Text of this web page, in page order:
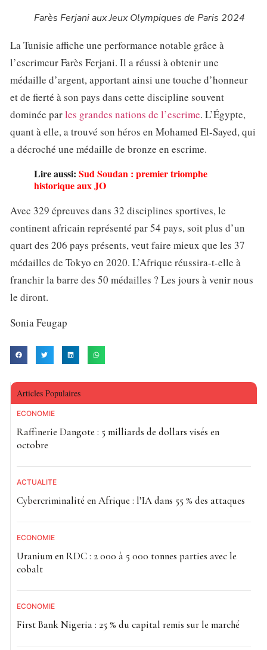
Farès Ferjani aux Jeux Olympiques de Paris 2024
La Tunisie affiche une performance notable grâce à
l’escrimeur Farès Ferjani. Il a réussi à obtenir une
médaille d’argent, apportant ainsi une touche d’honneur
et de fierté à son pays dans cette discipline souvent
dominée parles grandes nations de l’escrime. L’Égypte,
quant à elle, a trouvé son héros en Mohamed El-Sayed, qui
a décroché une médaille de bronze en escrime.
Lire aussi: Sud Soudan : premier triomphe
historique aux JO
Avec 329 épreuves dans 32 disciplines sportives, le
continent africain représenté par 54 pays, soit plus d’un
quart des 206 pays présents, veut faire mieux que les 37
médailles de Tokyo en 2020. L’Afrique réussira-t-elle à
franchir la barre des 50 médailles ? Les jours à venir nous
le diront.
Sonia Feugap
Articles Populaires
ECONOMIE
Raffinerie Dangote : 5 milliards de dollars visés en
octobre
ACTUALITE
Cybercriminalité en Afrique : l’IA dans 55 % des attaques
ECONOMIE
Uranium en RDC : 2 000 à 5 000 tonnes parties avec le
cobalt
ECONOMIE
First Bank Nigeria : 25 % du capital remis sur le marché